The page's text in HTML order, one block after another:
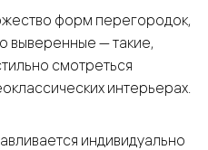
форм перегородок,
выверенные — такие,
смотреться
интерьерах.
индивидуально